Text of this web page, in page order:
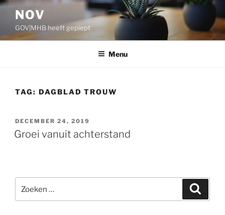
Ga
inhoud
NOV
GOV|MHB heeft gepiept
Menu
TAG: DAGBLAD TROUW
GEPLAATST
OP
DECEMBER 24, 2019
Groei vanuit achterstand
naar: